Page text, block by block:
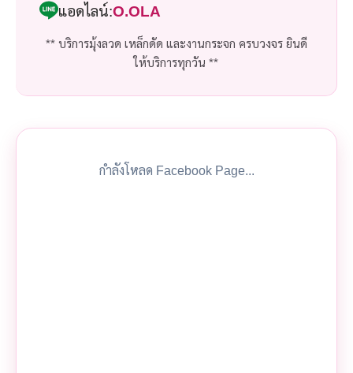
แอดไลน์:O.OLA
** บริการมุ้งลวด เหล็กดัด และงานกระจก ครบวงจร ยินดี
ให้บริการทุกวัน **
กำลังโหลด Facebook Page...